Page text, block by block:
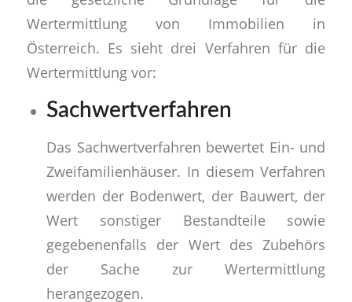
Wertermittlung von Immobilien in
Österreich. Es sieht drei Verfahren für die
Wertermittlung vor:
Sachwertverfahren
Das Sachwertverfahren bewertet Ein- und
Zweifamilienhäuser. In diesem Verfahren
werden der Bodenwert, der Bauwert, der
Wert sonstiger Bestandteile sowie
gegebenenfalls der Wert des Zubehörs
der Sache zur Wertermittlung
herangezogen.